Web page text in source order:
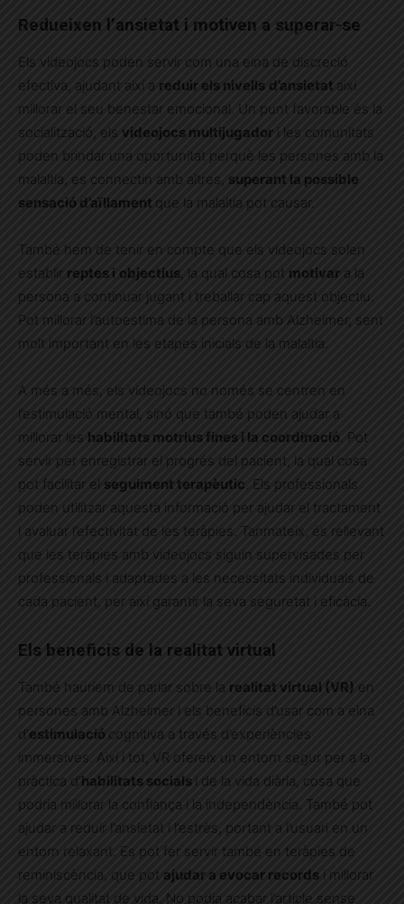
Redueixen l’ansietat i motiven a superar-se
Els videojocs poden servir com una eina de discreció
efectiva, ajudant així a reduir els nivells d’ansietat així
millorar el seu benestar emocional. Un punt favorable és la
socialització, els videojocs multijugador i les comunitats
poden brindar una oportunitat perquè les persones amb la
malaltia, es connectin amb altres, superant la possible
sensació d’aïllament que la malaltia pot causar.
També hem de tenir en compte que els videojocs solen
establir reptes i objectius , la qual cosa pot motivar a la
persona a continuar jugant i treballar cap aquest objectiu.
Pot millorar l’autoestima de la persona amb Alzheimer, sent
molt important en les etapes inicials de la malaltia.
A més a més, els videojocs no només se centren en
l’estimulació mental, sinó que també poden ajudar a
millorar les habilitats motrius fines i la coordinació . Pot
servir per enregistrar el progrés del pacient, la qual cosa
pot facilitar el seguiment terapèutic . Els professionals
poden utilitzar aquesta informació per ajudar el tractament
i avaluar l’efectivitat de les teràpies. Tanmateix, és rellevant
que les teràpies amb videojocs siguin supervisades per
professionals i adaptades a les necessitats individuals de
cada pacient, per així garantir la seva seguretat i eficàcia.
Els beneficis de la realitat virtual
També hauríem de parlar sobre la realitat virtual (VR) en
persones amb Alzheimer i els beneficis d’usar com a eina
d’estimulació cognitiva a través d’experiències
immersives. Així i tot, VR ofereix un entorn segur per a la
pràctica d’habilitats socials i de la vida diària, cosa que
podria millorar la confiança i la independència. També pot
ajudar a reduir l’ansietat i l’estrès, portant a l’usuari en un
entorn relaxant. Es pot fer servir també en teràpies de
reminiscència, que pot ajudar a evocar records i millorar
la seva qualitat de vida. No podia acabar l’article sense